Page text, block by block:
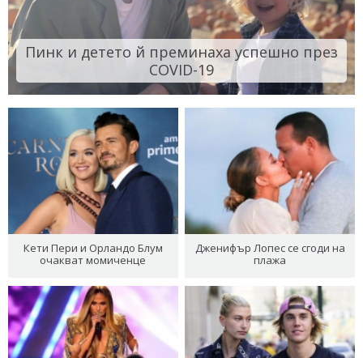
Пинк и детето й преминаха успешно през
COVID-19
Кети Пери и Орландо Блум
очакват момиченце
Дженифър Лопес се сгоди на
плажа